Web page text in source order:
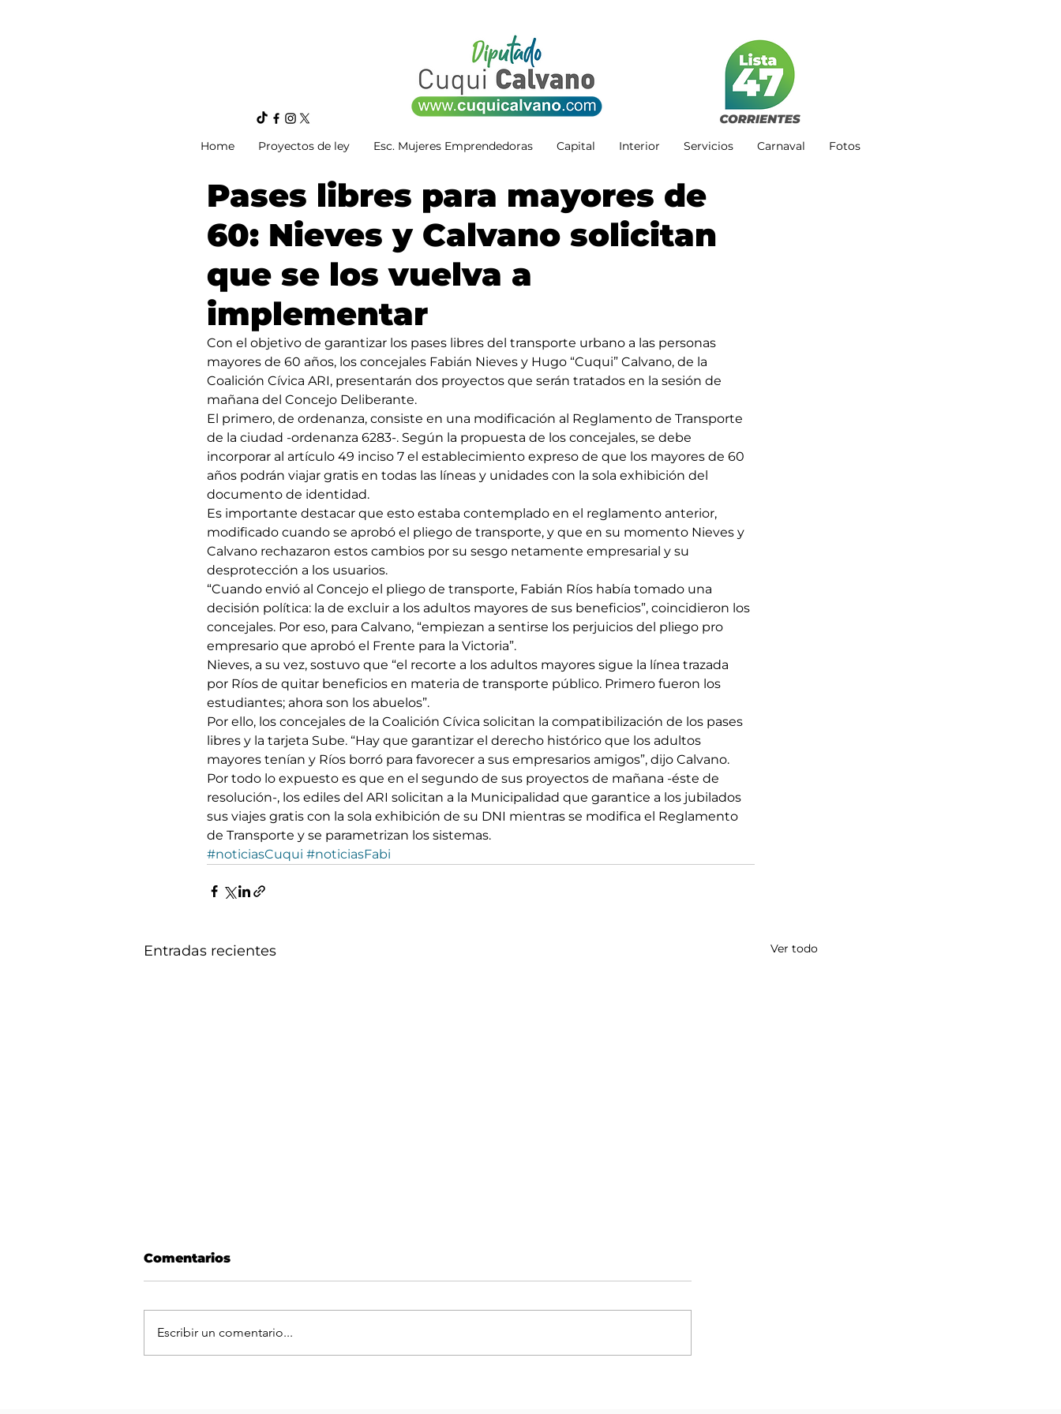
Home Proyectos de ley Esc. Mujeres Emprendedoras Capital Interior Servicios Carnaval Fotos
Pases libres para mayores de
60: Nieves y Calvano solicitan
que se los vuelva a
implementar
Con el objetivo de garantizar los pases libres del transporte urbano a las personas
mayores de 60 años, los concejales Fabián Nieves y Hugo “Cuqui” Calvano, de la
Coalición Cívica ARI, presentarán dos proyectos que serán tratados en la sesión de
mañana del Concejo Deliberante.
El primero, de ordenanza, consiste en una modificación al Reglamento de Transporte
de la ciudad -ordenanza 6283-. Según la propuesta de los concejales, se debe
incorporar al artículo 49 inciso 7 el establecimiento expreso de que los mayores de 60
años podrán viajar gratis en todas las líneas y unidades con la sola exhibición del
documento de identidad.
Es importante destacar que esto estaba contemplado en el reglamento anterior,
modificado cuando se aprobó el pliego de transporte, y que en su momento Nieves y
Calvano rechazaron estos cambios por su sesgo netamente empresarial y su
desprotección a los usuarios.
“Cuando envió al Concejo el pliego de transporte, Fabián Ríos había tomado una
decisión política: la de excluir a los adultos mayores de sus beneficios”, coincidieron los
concejales. Por eso, para Calvano, “empiezan a sentirse los perjuicios del pliego pro
empresario que aprobó el Frente para la Victoria”.
Nieves, a su vez, sostuvo que “el recorte a los adultos mayores sigue la línea trazada
por Ríos de quitar beneficios en materia de transporte público. Primero fueron los
estudiantes; ahora son los abuelos”.
Por ello, los concejales de la Coalición Cívica solicitan la compatibilización de los pases
libres y la tarjeta Sube. “Hay que garantizar el derecho histórico que los adultos
mayores tenían y Ríos borró para favorecer a sus empresarios amigos”, dijo Calvano.
Por todo lo expuesto es que en el segundo de sus proyectos de mañana -éste de
resolución-, los ediles del ARI solicitan a la Municipalidad que garantice a los jubilados
sus viajes gratis con la sola exhibición de su DNI mientras se modifica el Reglamento
de Transporte y se parametrizan los sistemas.
#noticiasCuqui #noticiasFabi
Entradas recientes Ver todo
Comentarios
Escribir un comentario...